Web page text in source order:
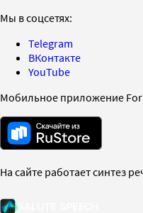
Мы в соцсетях:
Telegram
ВКонтакте
YouTube
Мобильное приложение
На сайте работает синтез